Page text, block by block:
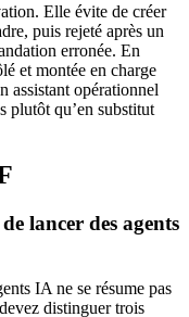
Elle évite de créer
puis rejeté après un
erronée. En
et montée en charge
assistant opérationnel
plutôt qu’en substitut
lancer des agents
IA ne se résume pas
distinguer trois